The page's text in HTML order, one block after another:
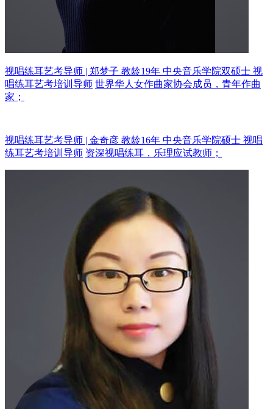
视唱练耳艺考导师 | 郑梦子 教龄19年 中央音乐学院双硕士 视
唱练耳艺考培训导师 世界华人女作曲家协会成员，青年作曲
家；
视唱练耳艺考导师 | 金奇彦 教龄16年 中央音乐学院硕士 视唱
练耳艺考培训导师 资深视唱练耳，乐理应试教师；